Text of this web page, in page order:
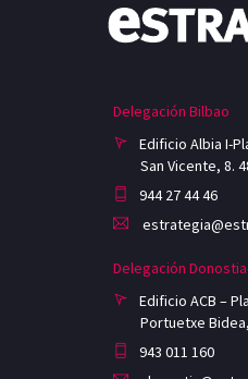
Delegación Bilbao
Edificio Albia I-
San Vicente, 8.
944 27 44 46
Delegación
Edificio ACB –
Portuetxe
943 011 160